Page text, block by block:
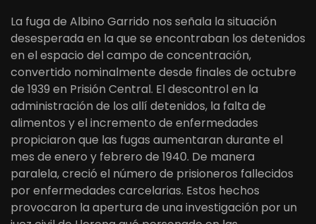
La fuga de Albino Garrido nos señala la situación
desesperada en la que se encontraban los detenidos
en el espacio del campo de concentración,
convertido nominalmente desde finales de octubre
de 1939 en Prisión Central. El descontrol en la
administración de los allí detenidos, la falta de
alimentos y el incremento de enfermedades
propiciaron que las fugas aumentaran durante el
mes de enero y febrero de 1940. De manera
paralela, creció el número de prisioneros fallecidos
por enfermedades carcelarias. Estos hechos
provocaron la apertura de una investigación por un